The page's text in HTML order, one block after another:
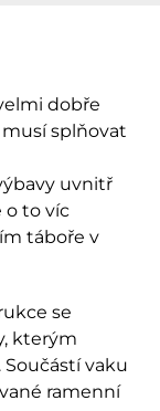
dobře
splňovat
uvnitř
o to víc
táboře v
se
kterým
vaku
ramenní